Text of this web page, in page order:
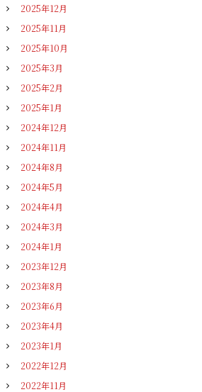
2025年12月
2025年11月
2025年10月
2025年3月
2025年2月
2025年1月
2024年12月
2024年11月
2024年8月
2024年5月
2024年4月
2024年3月
2024年1月
2023年12月
2023年8月
2023年6月
2023年4月
2023年1月
2022年12月
2022年11月